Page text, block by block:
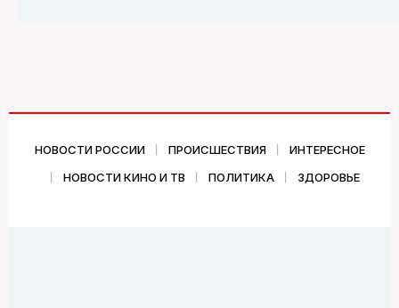
НОВОСТИ РОССИИ ПРОИСШЕСТВИЯ
ИНТЕРЕСНОЕ
НОВОСТИ КИНО И ТВ
ПОЛИТИКА ЗДОРОВЬЕ